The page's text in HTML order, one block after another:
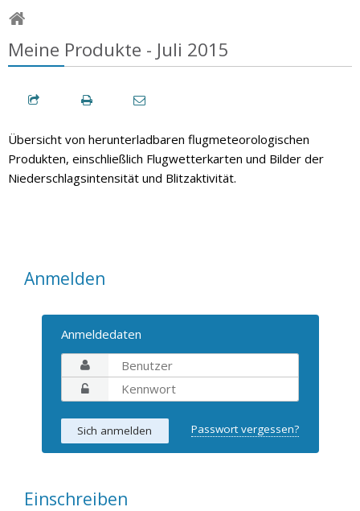
Meine Produkte - Juli 2015
Übersicht von herunterladbaren flugmeteorologischen
Produkten, einschließlich Flugwetterkarten und Bilder der
Niederschlagsintensität und Blitzaktivität.
Anmelden
Anmeldedaten
Passwort vergessen?
Einschreiben